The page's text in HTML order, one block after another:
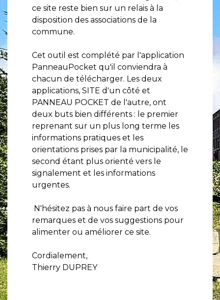
ce site reste bien sur un relais à la
disposition des associations de la
commune.
Cet outil est complété par l'application
PanneauPocket qu'il conviendra à
chacun de télécharger. Les deux
applications, SITE d'un côté et
PANNEAU POCKET de l'autre, ont
deux buts bien différents : le premier
reprenant sur un plus long terme les
informations pratiques et les
orientations prises par la municipalité, le
second étant plus orienté vers le
signalement et les informations
urgentes.
N'hésitez pas à nous faire part de vos
remarques et de vos suggestions pour
alimenter ou améliorer ce site.
Cordialement,
Thierry DUPREY